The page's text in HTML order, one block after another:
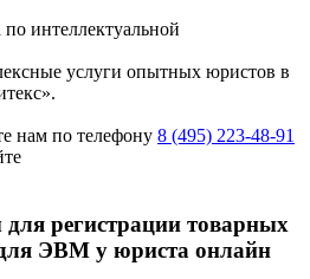
интеллектуальной
услуги опытных юристов в
нам по телефону 8 (495) 223-48-91
регистрации товарных
ЭВМ у юриста онлайн